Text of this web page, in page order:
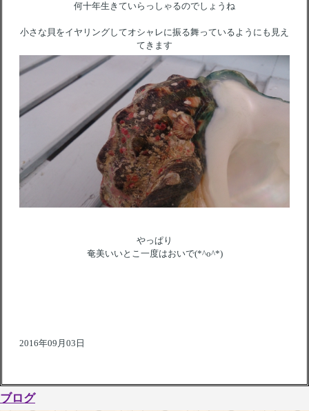
何十年生きていらっしゃるのでしょうね
小さな貝をイヤリングしてオシャレに振る舞っているようにも見え
てきます
やっぱり
奄美いいとこ一度はおいで(*^o^*)
2016年09月03日
ブログ